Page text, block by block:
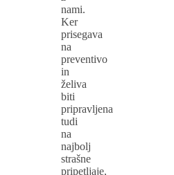
nami.
Ker
prisegava
na
preventivo
in
želiva
biti
pripravljena
tudi
na
najbolj
strašne
pripetljaje,